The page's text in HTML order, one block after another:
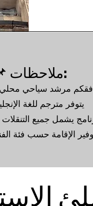
📌 ملاحظات:
مرشد سياحي
يتوفر مترجم للغة
يشمل جميع
الإقامة حسب فئة